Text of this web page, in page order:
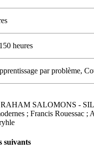
heures
par problème,
SALOMONS -
; Francis
suivants